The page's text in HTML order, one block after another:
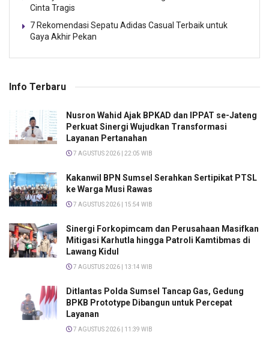
Cinta Tragis
7 Rekomendasi Sepatu Adidas Casual Terbaik untuk
Gaya Akhir Pekan
Info Terbaru
Nusron Wahid Ajak BPKAD dan IPPAT se-Jateng
Perkuat Sinergi Wujudkan Transformasi
Layanan Pertanahan
7 AGUSTUS 2026 | 22:05 WIB
Kakanwil BPN Sumsel Serahkan Sertipikat PTSL
ke Warga Musi Rawas
7 AGUSTUS 2026 | 15:54 WIB
Sinergi Forkopimcam dan Perusahaan Masifkan
Mitigasi Karhutla hingga Patroli Kamtibmas di
Lawang Kidul
7 AGUSTUS 2026 | 13:14 WIB
Ditlantas Polda Sumsel Tancap Gas, Gedung
BPKB Prototype Dibangun untuk Percepat
Layanan
7 AGUSTUS 2026 | 11:39 WIB